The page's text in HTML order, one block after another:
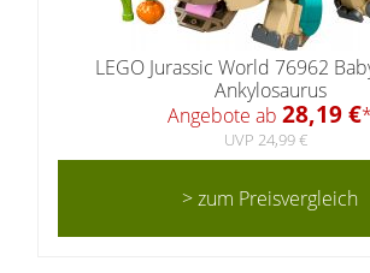
LEGO Jurassic World 76962
Ankylosaurus
Angebote ab 28,19 €*
UVP 24,99 €
> zum Preisvergleich